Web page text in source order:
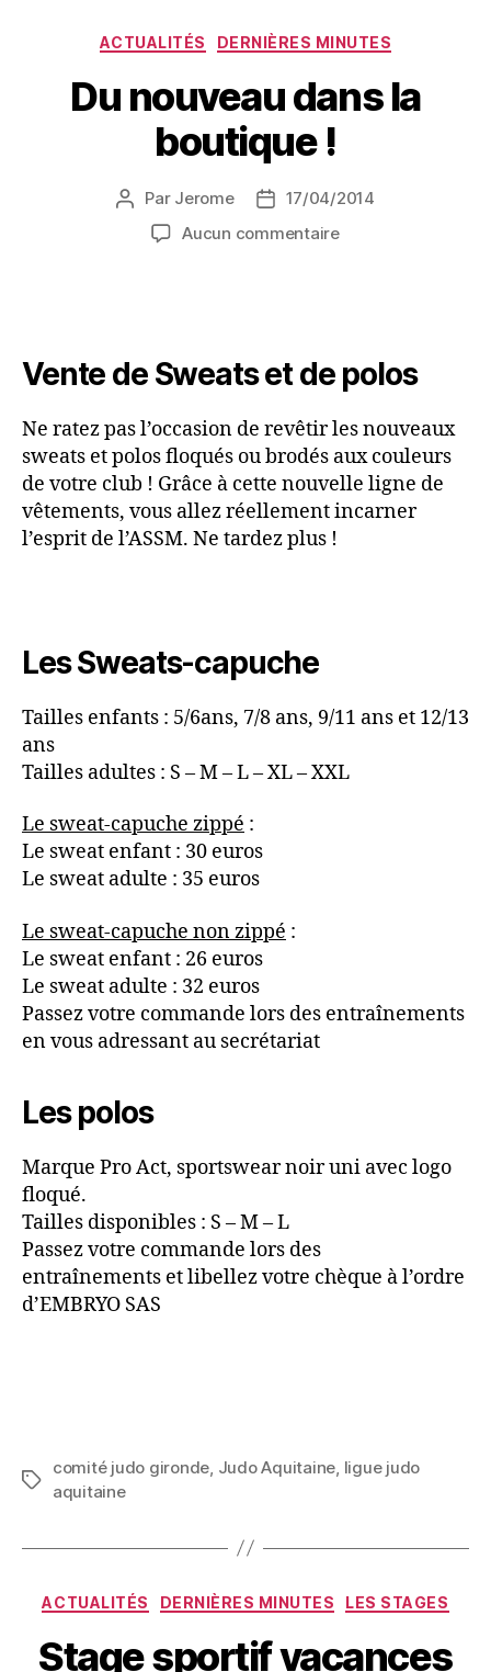
ACTUALITÉS DERNIÈRES MINUTES
Du nouveau dans la
boutique !
Par Jerome
17/04/2014
Aucun commentaire
Vente de Sweats et de polos
Ne ratez pas l’occasion de revêtir les nouveaux
sweats et polos floqués ou brodés aux couleurs
de votre club ! Grâce à cette nouvelle ligne de
vêtements, vous allez réellement incarner
l’esprit de l’ASSM. Ne tardez plus !
Les Sweats-capuche
Tailles enfants : 5/6ans, 7/8 ans, 9/11 ans et 12/13
ans
Tailles adultes : S – M – L – XL – XXL
Le sweat-capuche zippé :
Le sweat enfant : 30 euros
Le sweat adulte : 35 euros
Le sweat-capuche non zippé :
Le sweat enfant : 26 euros
Le sweat adulte : 32 euros
Passez votre commande lors des entraînements
en vous adressant au secrétariat
Les polos
Marque Pro Act, sportswear noir uni avec logo
floqué.
Tailles disponibles : S – M – L
Passez votre commande lors des
entraînements et libellez votre chèque à l’ordre
d’EMBRYO SAS
comité judo gironde, Judo Aquitaine, ligue judo
aquitaine
ACTUALITÉS DERNIÈRES MINUTES LES STAGES
Stage sportif vacances